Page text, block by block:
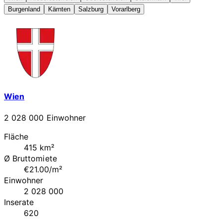
Burgenland
Kärnten Salzburg Vorarlberg
Wien
2 028 000 Einwohner
Fläche
415 km²
Ø Bruttomiete
€21.00/m²
Einwohner
2 028 000
Inserate
620